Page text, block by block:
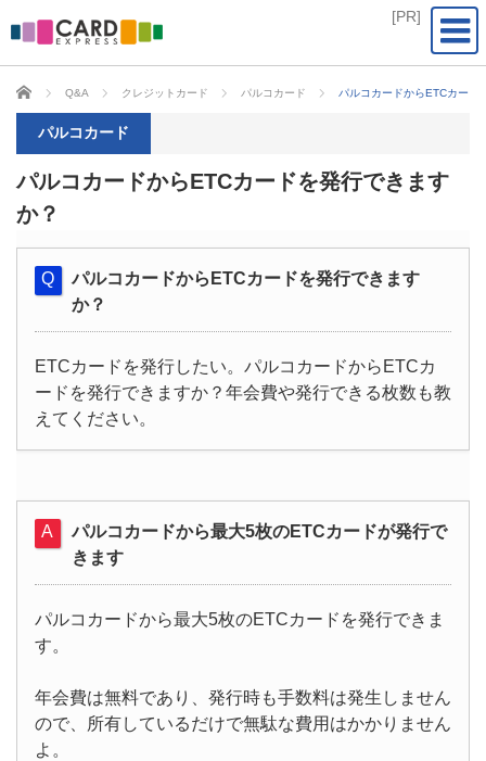
CARD EXPRESS
Q&A クレジットカード パルコカード パルコカードからETCカード
パルコカード
パルコカードからETCカードを発行できます
か？
パルコカードからETCカードを発行できます
か？
ETCカードを発行したい。パルコカードからETCカ
ードを発行できますか？年会費や発行できる枚数も教
えてください。
パルコカードから最大5枚のETCカードが発行で
きます
パルコカードから最大5枚のETCカードを発行できま
す。
年会費は無料であり、発行時も手数料は発生しません
ので、所有しているだけで無駄な費用はかかりません
よ。